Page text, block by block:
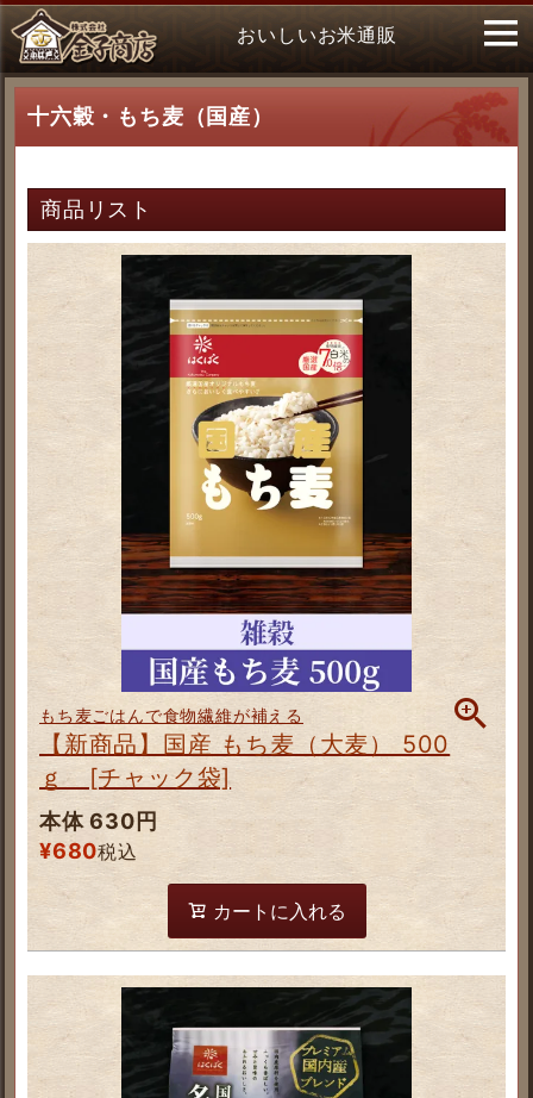
おいしいお米通販
十六穀・もち麦（国産）
商品リスト
もち麦ごはんで食物繊維が補える
【新商品】国産 もち麦（大麦） 500
ｇ [チャック袋]
本体 630円
¥680税込
カートに入れる